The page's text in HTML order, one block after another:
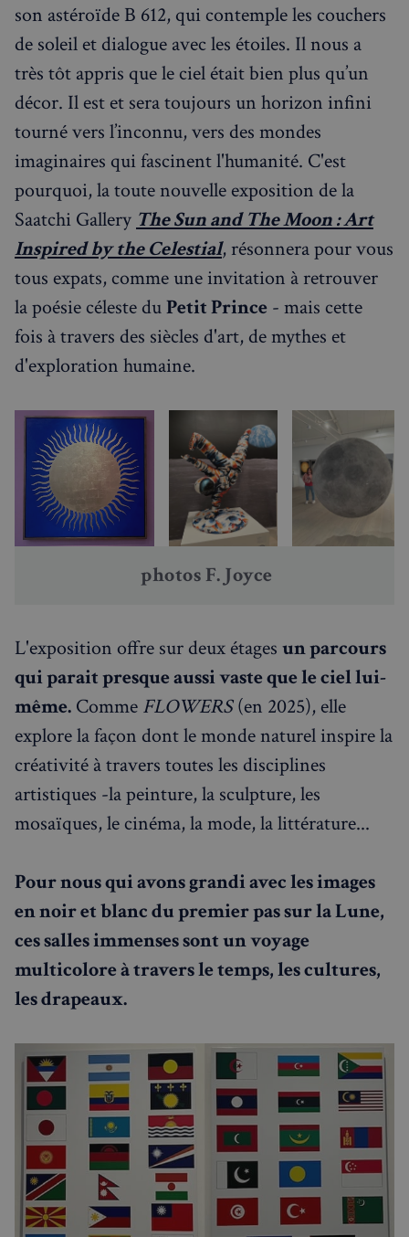
Rechercher dans Français à Londres - Magazine
RECHERCHES POPULAIRES
Annuaire des professionnels
Visites guidées
Événements à venir
son astéroïde B 612, qui contemple les couchers
de soleil et dialogue avec les étoiles. Il nous a
très tôt appris que le ciel était bien plus qu’un
décor. Il est et sera toujours un horizon infini
tourné vers l’inconnu, vers des mondes
imaginaires qui fascinent l'humanité. C'est
pourquoi, la toute nouvelle exposition de la
Saatchi Gallery The Sun and The Moon : Art
Inspired by the Celestial, résonnera pour vous
tous expats, comme une invitation à retrouver
la poésie céleste duPetit Prince - mais cette
fois à travers des siècles d'art, de mythes et
d'exploration humaine.
photos F. Joyce
L'exposition offre sur deux étages un parcours
qui parait presque aussi vaste que le ciel lui-
même. Comme FLOWERS(en 2025), elle
explore la façon dont le monde naturel inspire la
créativité à travers toutes les disciplines
artistiques -la peinture, la sculpture, les
mosaïques, le cinéma, la mode, la littérature...
Pour nous qui avons grandi avec les images
en noir et blanc du premier pas sur la Lune,
ces salles immenses sont un voyage
multicolore à travers le temps, les cultures,
les drapeaux.